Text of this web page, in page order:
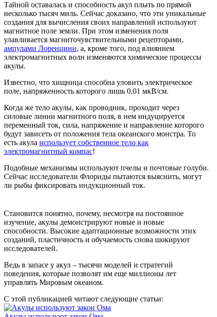
Тайной оставалась и способность акул плыть по прямой
несколько тысяч миль. Сейчас доказано, что эти уникальные
создания для вычисления своих направлений используют
магнитное поле земли. При этом изменения поля
улавливается магниточувствительными рецепторами,
ампулами Лоренцини, а, кроме того, под влиянием
электромагнитных волн изменяются химические процессы
акулы.
Известно, что хищница способна уловить электрическое
поле, напряженность которого лишь 0,01 мкВ/см.
Когда же тело акулы, как проводник, проходит через
силовые линии магнитного поля, в нем индуцируется
переменный ток, сила, напряжение и направление которого
будут зависеть от положения тела океанского монстра. То
есть акула использует собственное тело как
электромагнитный компас!
Подобные механизмы используют пчелы и почтовые голуби.
Сейчас исследователи Флориды пытаются выяснить, могут
ли рыбы фиксировать индукционный ток.
Становится понятно, почему, несмотря на постоянное
изучение, акулы демонстрируют новые и новые
способности. Высокие адаптационные возможности этих
созданий, пластичность и обучаемость снова шокируют
исследователей.
Ведь в запасе у акул – тысячи моделей и стратегий
поведения, которые позволят им еще миллионы лет
управлять Мировым океаном.
С этой публикацией читают следующие статьи: